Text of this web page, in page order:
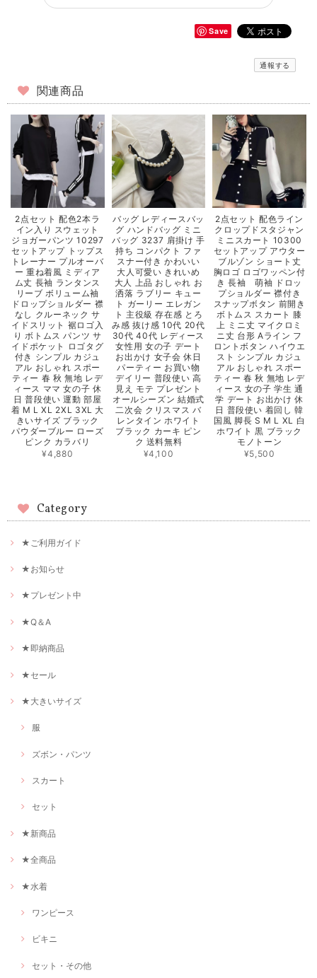
Save
通報する
関連商品
2点セット 配色2本ラ
イン入り スウェット
ジョガーパンツ 10297
セットアップ トップス
トレーナー プルオーバ
ー 重ね着風 ミディア
ム丈 長袖 ランタンス
リーブ ボリューム袖
ドロップショルダー 襟
なし クルーネック サ
イドスリット 裾ロゴ入
り ボトムス パンツ サ
イドポケット ロゴタグ
付き シンプル カジュ
アル おしゃれ スポー
ティー 春 秋 無地 レデ
ィース ママ 女の子 休
日 普段使い 運動 部屋
着 M L XL 2XL 3XL 大
きいサイズ ブラック
パウダーブルー ローズ
ピンク カラバリ
¥4,880
バッグ レディースバッ
グ ハンドバッグ ミニ
バッグ 3237 肩掛け 手
持ち コンパクト ファ
スナー付き かわいい
大人可愛い きれいめ
大人 上品 おしゃれ お
洒落 ラブリー キュー
ト ガーリー エレガン
ト 主役級 存在感 とろ
み感 抜け感 10代 20代
30代 40代 レディース
女性用 女の子 デート
お出かけ 女子会 休日
パーティー お買い物
デイリー 普段使い 高
見え モテ プレゼント
オールシーズン 結婚式
二次会 クリスマス バ
レンタイン ホワイト
ブラック カーキ ピン
ク 送料無料
¥4,100
2点セット 配色ライン
クロップドスタジャン
ミニスカート 10300
セットアップ アウター
ブルゾン ショート丈
胸ロゴ ロゴワッペン付
き 長袖 萌袖 ドロッ
プショルダー 襟付き
スナップボタン 前開き
ボトムス スカート 膝
上 ミニ丈 マイクロミ
ニ丈 台形 Aライン フ
ロントボタン ハイウエ
スト シンプル カジュ
アル おしゃれ スポー
ティー 春 秋 無地 レデ
ィース 女の子 学生 通
学 デート お出かけ 休
日 普段使い 着回し 韓
国風 脚長 S M L XL 白
ホワイト 黒 ブラック
モノトーン
¥5,500
Category
★ご利用ガイド
★お知らせ
★プレゼント中
★Q＆A
★即納商品
★セール
★大きいサイズ
服
ズボン・パンツ
スカート
セット
★新商品
★全商品
★水着
ワンピース
ビキニ
セット・その他